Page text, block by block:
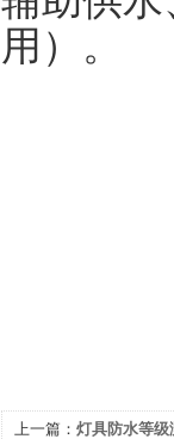
用）。
上一篇： 灯具防水等级